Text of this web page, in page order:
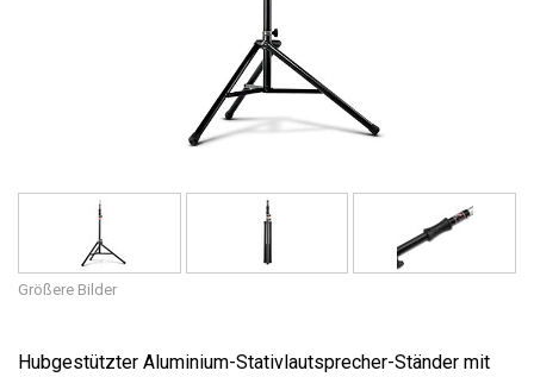
Größere Bilder
Hubgestützter Aluminium-Stativlautsprecher-Ständer mit